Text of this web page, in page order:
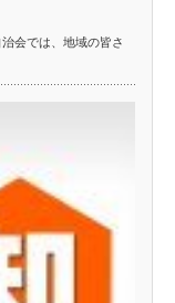
会では、地域の皆さ